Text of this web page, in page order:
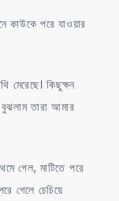
কাউকে পরে যাওয়ার
কিছুক্ষন
তারা আমার
গেল, মাটিতে পরে
গেলে চেচিয়ে